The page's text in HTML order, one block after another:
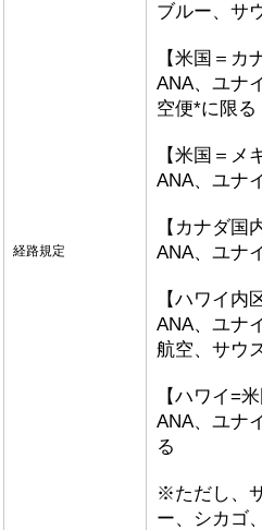
経路規定
ブルー、サ
【米国＝カ
ANA、ユナ
空便*に限る
【米国＝メ
ANA、ユナ
【カナダ国
ANA、ユナ
【ハワイ内
ANA、ユナ
航空、サウ
【ハワイ=
ANA、ユナ
る
※ただし、
ー、シカゴ